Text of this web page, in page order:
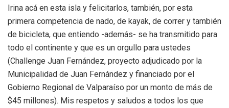
Irina acá en esta isla y felicitarlos, también, por esta
primera competencia de nado, de kayak, de correr y también
de bicicleta, que entiendo -además- se ha transmitido para
todo el continente y que es un orgullo para ustedes
(Challenge Juan Fernández, proyecto adjudicado por la
Municipalidad de Juan Fernández y financiado por el
Gobierno Regional de Valparaíso por un monto de más de
$45 millones). Mis respetos y saludos a todos los que